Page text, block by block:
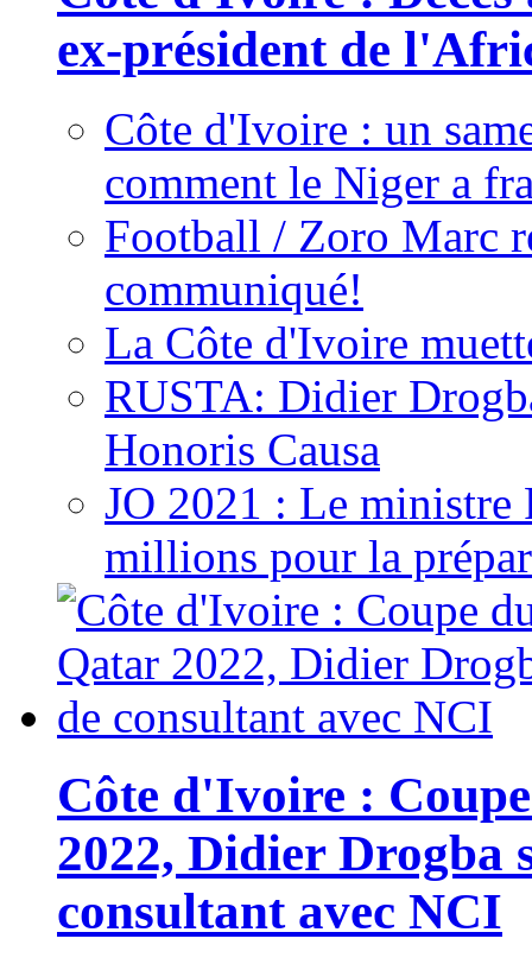
ex-président de
Côte d'Ivoire : un
comment le Niger a
Football / Zoro Marc
communiqué!
La Côte d'Ivoire
RUSTA: Didier
Honoris Causa
JO 2021 : Le ministre
millions pour la
Côte d'Ivoire :
2022, Didier Drogba
consultant avec NCI